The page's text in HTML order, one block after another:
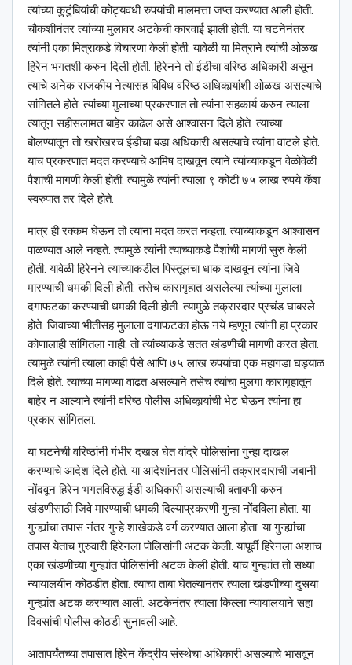
त्यांच्या कुटुंबियांची कोट्यवधी रुपयांची मालमत्ता जप्त करण्यात आली होती.
चौकशीनंतर त्यांच्या मुलावर अटकेची कारवाई झाली होती. या घटनेनंतर
त्यांनी एका मित्राकडे विचारणा केली होती. यावेळी या मित्राने त्यांची ओळख
हिरेन भगतशी करुन दिली होती. हिरेनने तो ईडीचा वरिष्ठ अधिकारी असून
त्याचे अनेक राजकीय नेत्यासह विविध वरिष्ठ अधिकार्‍यांशी ओळख असल्याचे
सांगितले होते. त्यांच्या मुलाच्या प्रकरणात तो त्यांना सहकार्य करुन त्याला
त्यातून सहीसलामत बाहेर काढेल असे आश्‍वासन दिले होते. त्याच्या
बोलण्यातून तो खरोखरच ईडीचा बडा अधिकारी असल्याचे त्यांना वाटले होते.
याच प्रकरणात मदत करण्याचे आमिष दाखवून त्याने त्यांच्याकडून वेळोवेळी
पैशांची मागणी केली होती. त्यामुळे त्यांनी त्याला ९ कोटी ७५ लाख रुपये कॅश
स्वरुपात तर दिले होते.
मात्र ही रक्कम घेऊन तो त्यांना मदत करत नव्हता. त्याच्याकडून आश्‍वासन
पाळण्यात आले नव्हते. त्यामुळे त्यांनी त्याच्याकडे पैशांची मागणी सुरु केली
होती. यावेळी हिरेनने त्याच्याकडील पिस्तूलचा धाक दाखवून त्यांना जिवे
मारण्याची धमकी दिली होती. तसेच कारागृहात असलेल्या त्यांच्या मुलाला
दगाफटका करण्याची धमकी दिली होती. त्यामुळे तक्रारदार प्रचंड घाबरले
होते. जिवाच्या भीतीसह मुलाला दगाफटका होऊ नये म्हणून त्यांनी हा प्रकार
कोणालाही सांगितला नाही. तो त्यांच्याकडे सतत खंडणीची मागणी करत होता.
त्यामुळे त्यांनी त्याला काही पैसे आणि ७५ लाख रुपयांचा एक महागडा घड्याळ
दिले होते. त्याच्या मागण्या वाढत असल्याने तसेच त्यांचा मुलगा कारागृहातून
बाहेर न आल्याने त्यांनी वरिष्ठ पोलीस अधिकार्‍यांची भेट घेऊन त्यांना हा
प्रकार सांगितला.
या घटनेची वरिष्ठांनी गंभीर दखल घेत वांद्रे पोलिसांना गुन्हा दाखल
करण्याचे आदेश दिले होते. या आदेशांनतर पोलिसांनी तक्रारदाराची जबानी
नोंदवून हिरेन भगतविरुद्ध ईडी अधिकारी असल्याची बतावणी करुन
खंडणीसाठी जिवे मारण्याची धमकी दिल्याप्रकरणी गुन्हा नोंदविला होता.या
गुन्ह्यांचा तपास नंतर गुन्हे शाखेकडे वर्ग करण्यात आला होता. या गुन्ह्यांचा
तपास येताच गुरुवारी हिरेनला पोलिसांनी अटक केली. यापूर्वी हिरेनला अशाच
एका खंडणीच्या गुन्ह्यांत पोलिसांनी अटक केली होती. याच गुन्ह्यांत तो सध्या
न्यायालयीन कोठडीत होता. त्याचा ताबा घेतल्यानंतर त्याला खंडणीच्या दुसर्‍या
गुन्ह्यांत अटक करण्यात आली. अटकेनंतर त्याला किल्ला न्यायालयाने सहा
दिवसांची पोलीस कोठडी सुनावली आहे.
आतापर्यंतच्या तपासात हिरेन केंद्रीय संस्थेचा अधिकारी असल्याचे भासवून